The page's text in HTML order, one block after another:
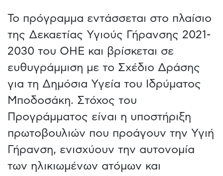
Το πρόγραμμα εντάσσεται στο πλαίσιο
της Δεκαετίας Υγιούς Γήρανσης 2021-
2030 του ΟΗΕ και βρίσκεται σε
ευθυγράμμιση με το Σχέδιο Δράσης
για τη Δημόσια Υγεία του Ιδρύματος
Μποδοσάκη. Στόχος του
Προγράμματος είναι η υποστήριξη
πρωτοβουλιών που προάγουν την Υγιή
Γήρανση, ενισχύουν την αυτονομία
των ηλικιωμένων ατόμων και